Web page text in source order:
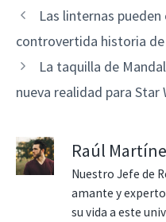
Las linternas
controvertida historia
La taquilla de
nueva realidad para Star
Raúl
Nuestro Jefe de
amante y
su vida a este